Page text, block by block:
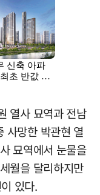
열사 묘역과 전남
사망한 박관현 열
묘역에서 눈물을
월을 달리하지만
있다.